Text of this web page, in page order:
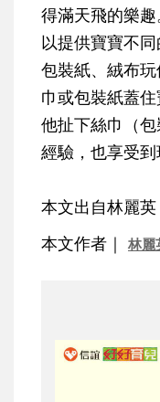
得滿天飛的樂
以提供寶寶不同
包裝紙、絨布
巾或包裝紙蓋
他扯下絲巾（
經驗，也享受到
本文出自林麗英
本文作者｜
林麗